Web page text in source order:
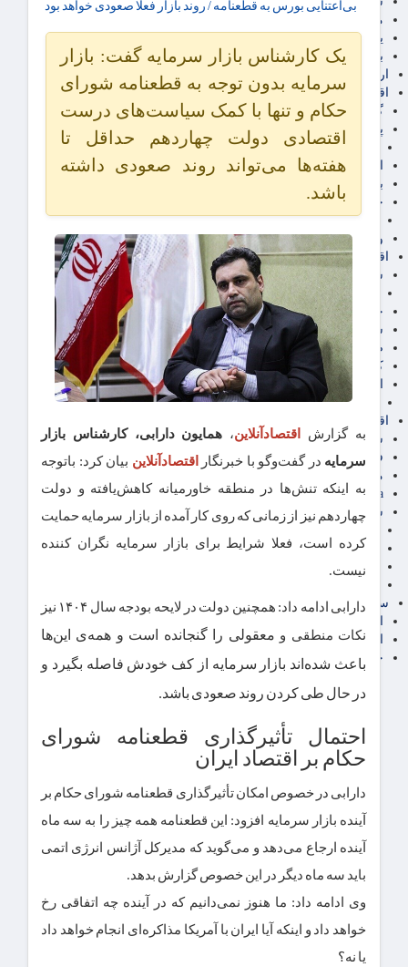
مالیات
یارانه و معیشت مردم
برق، آب و انرژی
ارز دیجیتال
اقتصاد اجتماعی
گردشگری
پزشکی، سلامت و زیبایی
ایران مدلب
اجتماعی
بازنشستگان
حقوق و قضایی
دفتر وکیل
ورزشی
اقتصاد شهری و روستایی
شهر و مسکن و عمران
گسترش ساختمان
حمل و نقل
شهرک های صنعتی
صنایع غذایی
کشاورزی و دامداری
اخبار استان ها
استان تهران
اقتصاد بین الملل
سیاسی
فارکس
مناطق آزاد تجاری
24intermedia
سایر اخبار اقتصادی
فناوری
آگهی رسمی و مزایده
سایر رسانه ها
اقتصاد آفرین
خرید انواع دیزل ژنراتور
بی‌اعتنایی بورس به قطعنامه / روند بازار فعلا صعودی خواهد بود
یک کارشناس بازار سرمایه گفت: بازار
سرمایه بدون توجه به قطعنامه شورای
حکام و تنها با کمک سیاست‌های درست
اقتصادی دولت چهاردهم حداقل تا
هفته‌ها می‌تواند روند صعودی داشته
باشد.
به گزارش اقتصادآنلاین، همایون دارابی، کارشناس بازار
سرمایه در گفت‌وگو با خبرنگار اقتصاد‌آنلاین بیان کرد: باتوجه‌
به اینکه تنش‌ها در منطقه خاورمیانه کاهش‌یافته و دولت
چهاردهم نیز از زمانی که روی کار آمده از بازار سرمایه حمایت
کرده است، فعلا شرایط برای بازار سرمایه نگران کننده
نیست.
دارابی ادامه داد: همچنین دولت در لایحه بودجه سال ۱۴۰۴ نیز
نکات منطقی و معقولی را گنجانده است و همه‌ی این‌ها
باعث شده‌اند بازار سرمایه از کف خودش فاصله بگیرد و
در حال طی کردن روند صعودی باشد.
احتمال تأثیرگذاری قطعنامه شورای
حکام بر اقتصاد ایران
دارابی در خصوص امکان تأثیرگذاری قطعنامه شورای حکام بر
آینده بازار سرمایه افزود: این قطعنامه همه چیز را به سه ماه
آینده ارجاع می‌دهد و می‌گوید که مدیرکل آژانس انرژی اتمی
باید سه ماه دیگر در این خصوص گزارش بدهد.
وی ادامه داد: ما هنوز نمی‌دانیم که در آینده چه اتفاقی رخ
خواهد داد و اینکه آیا ایران با آمریکا مذاکره‌ای انجام خواهد داد
یا نه؟